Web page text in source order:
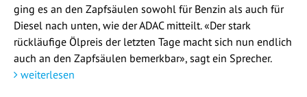
ging es an den Zapfsäulen sowohl für Benzin als auch für
Diesel nach unten, wie der ADAC mitteilt. «Der stark
rückläufige Ölpreis der letzten Tage macht sich nun endlich
auch an den Zapfsäulen bemerkbar», sagt ein Sprecher.
weiterlesen